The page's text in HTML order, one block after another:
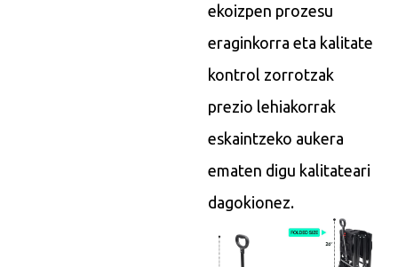
ekoizpen prozesu
eraginkorra eta kalitate
kontrol zorrotzak
prezio lehiakorrak
eskaintzeko aukera
ematen digu kalitateari
dagokionez.